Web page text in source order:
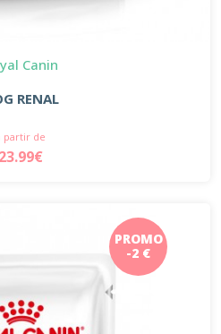
Canin
RENAL
partir de
23.99€
PROMO
-2 €